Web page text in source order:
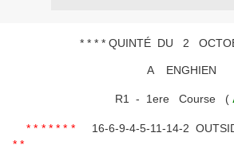
* * * * QUINTÉ DU 2
A ENGHIEN
R1 - 1ere Course (
* * * * * * * 16-6-9-4-5-11-14-2
* *